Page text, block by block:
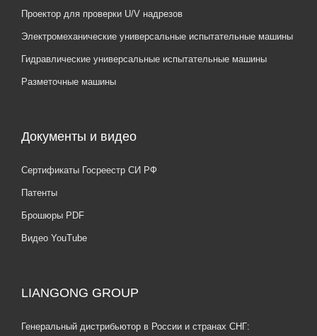
Проектор для проверки U/V надрезов
Электромеханические универсальные испытательные машины
Гидравлические универсальные испытательные машины
Разметочные машины
Документы и видео
Сертификаты Госреестр СИ РФ
Патенты
Брошюры PDF
Видео YouTube
LIANGONG GROUP
Генеральный дистрибьютор в России и странах СНГ: